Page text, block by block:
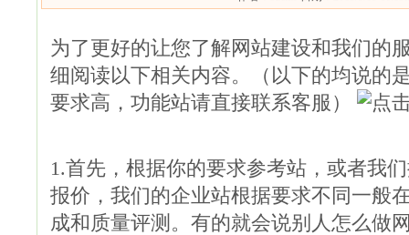
为了更好的让您了解网站建设和我们的
细阅读以下相关内容。（以下的均说的
要求高，功能站请直接联系客服）
1.首先，根据你的要求参考站，或者我
报价，我们的企业站根据要求不同一般
成和质量评测。有的就会说别人怎么做